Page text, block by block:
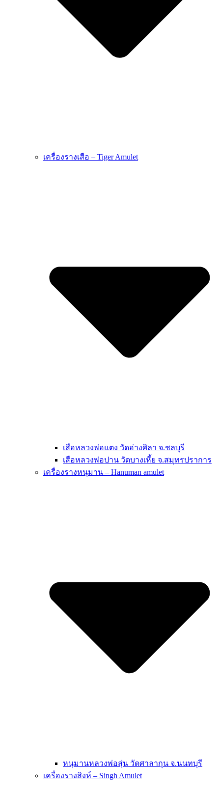
เครื่องรางเสือ – Tiger Amulet
เสือหลวงพ่อแตง วัดอ่างศิลา จ.ชลบุรี
เสือหลวงพ่อปาน วัดบางเหี้ย จ.สมุทรปราการ
เครื่องรางหนุมาน – Hanuman amulet
หนุมานหลวงพ่อสุ่น วัดศาลากุน จ.นนทบุรี
เครื่องรางสิงห์ – Singh Amulet